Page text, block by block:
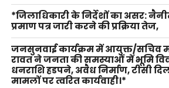
*जिलाधिकारी के निर्देशों का असर:
प्रमाण पत्र जारी करने की प्रक्रिया तेज,
जनसुनवाई कार्यक्रम में आयुक्त/सचिव
रावत ने जनता की समस्याओं में भूमि
धनराशि हडपने, अवैध निर्माण, टीसी
मामलों पर त्वरित कार्यवाही।*